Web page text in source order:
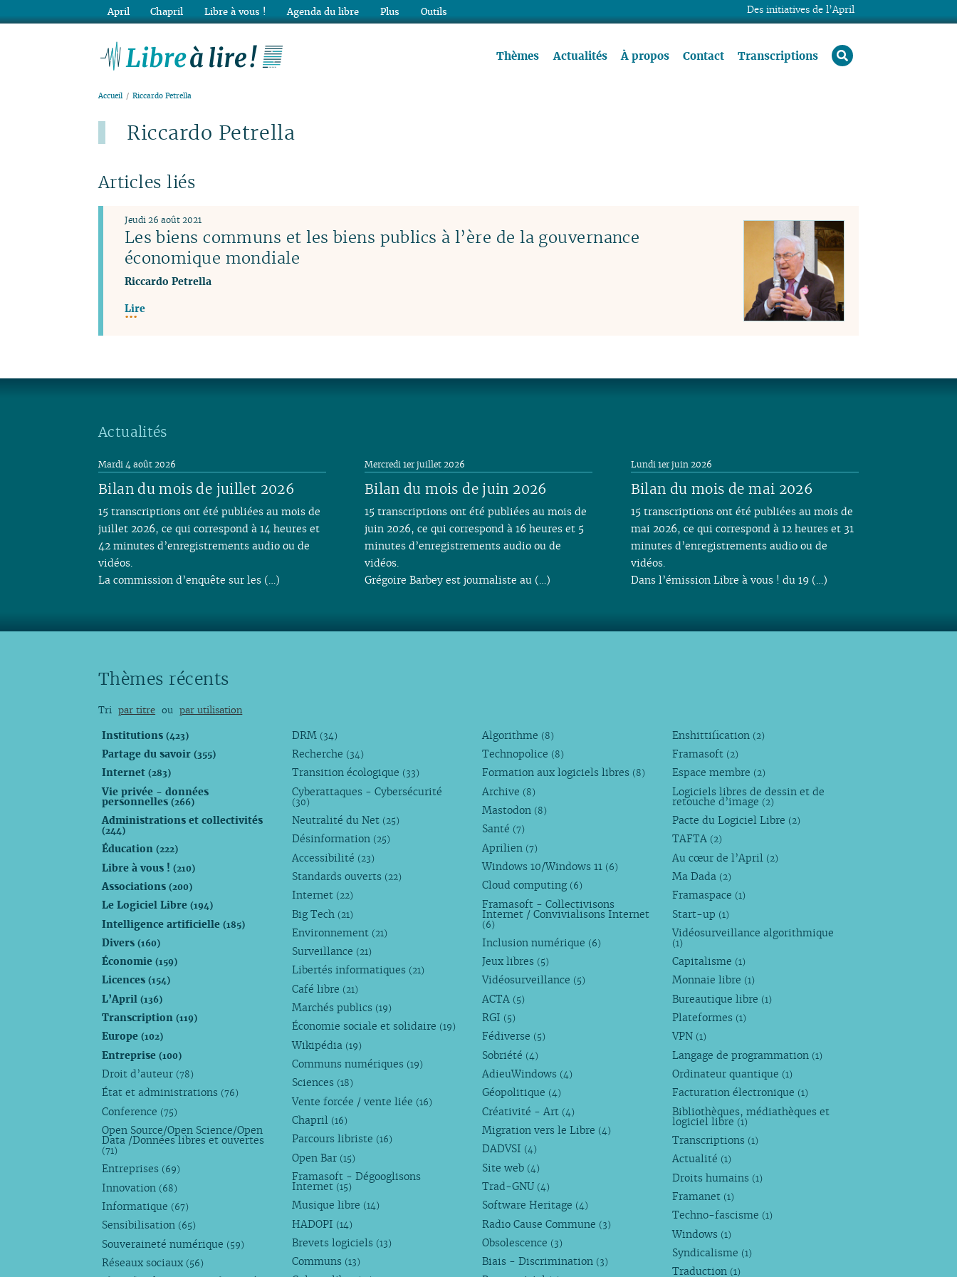
Thèmes Actualités À propos Contact Transcriptions rechercher
Accueil Riccardo Petrella
Riccardo Petrella
Articles liés
Les biens communs et les biens publics à l’ère de la gouvernance
économique mondiale
Jeudi 26 août 2021
Riccardo Petrella
Lire
Actualités
Bilan du mois de juillet 2026
Mardi 4 août 2026
15 transcriptions ont été publiées au mois de
juillet 2026, ce qui correspond à 14 heures et
42 minutes d’enregistrements audio ou de
vidéos.
La commission d’enquête sur les (…)
Bilan du mois de juin 2026
Mercredi 1er juillet 2026
15 transcriptions ont été publiées au mois de
juin 2026, ce qui correspond à 16 heures et 5
minutes d’enregistrements audio ou de
vidéos.
Grégoire Barbey est journaliste au (…)
Bilan du mois de mai 2026
Lundi 1er juin 2026
15 transcriptions ont été publiées au mois de
mai 2026, ce qui correspond à 12 heures et 31
minutes d’enregistrements audio ou de
vidéos.
Dans l’émission Libre à vous ! du 19 (…)
Thèmes récents
Tri par titre ou par utilisation
Institutions(423)
Partage du savoir(355)
Internet(283)
Vie privée - données
personnelles(266)
Administrations et collectivités
(244)
Éducation(222)
Libre à vous !(210)
Associations(200)
Le Logiciel Libre(194)
Intelligence artificielle(185)
Divers(160)
Économie(159)
Licences(154)
L’April(136)
Transcription(119)
Europe(102)
Entreprise(100)
Droit d’auteur (78)
État et administrations (76)
Conference (75)
Open Source/Open Science/Open
Data /Données libres et ouvertes
(71)
Entreprises (69)
Innovation (68)
Informatique (67)
Sensibilisation (65)
Souveraineté numérique (59)
Réseaux sociaux (56)
DRM (34)
Recherche (34)
Transition écologique (33)
Cyberattaques - Cybersécurité
(30)
Neutralité du Net (25)
Désinformation (25)
Accessibilité (23)
Standards ouverts (22)
Internet (22)
Big Tech (21)
Environnement (21)
Surveillance (21)
Libertés informatiques (21)
Café libre (21)
Marchés publics (19)
Économie sociale et solidaire (19)
Wikipédia (19)
Communs numériques (19)
Sciences (18)
Vente forcée / vente liée (16)
Chapril (16)
Parcours libriste (16)
Open Bar (15)
Framasoft - Dégooglisons
Internet (15)
Musique libre (14)
HADOPI (14)
Brevets logiciels (13)
Communs (13)
Algorithme (8)
Technopolice (8)
Formation aux logiciels libres (8)
Archive (8)
Mastodon (8)
Santé (7)
Aprilien (7)
Windows 10/Windows 11 (6)
Cloud computing (6)
Framasoft - Collectivisons
Internet / Convivialisons Internet
(6)
Inclusion numérique (6)
Jeux libres (5)
Vidéosurveillance (5)
ACTA (5)
RGI (5)
Fédiverse (5)
Sobriété (4)
AdieuWindows (4)
Géopolitique (4)
Créativité - Art (4)
Migration vers le Libre (4)
DADVSI (4)
Site web (4)
Trad-GNU (4)
Software Heritage (4)
Radio Cause Commune (3)
Obsolescence (3)
Biais - Discrimination (3)
Enshittification (2)
Framasoft (2)
Espace membre (2)
Logiciels libres de dessin et de
retouche d’image (2)
Pacte du Logiciel Libre (2)
TAFTA (2)
Au cœur de l’April (2)
Ma Dada (2)
Framaspace (1)
Start-up (1)
Vidéosurveillance algorithmique
(1)
Capitalisme (1)
Monnaie libre (1)
Bureautique libre (1)
Plateformes (1)
VPN (1)
Langage de programmation (1)
Ordinateur quantique (1)
Facturation électronique (1)
Bibliothèques, médiathèques et
logiciel libre (1)
Transcriptions (1)
Actualité (1)
Droits humains (1)
Framanet (1)
Techno-fascisme (1)
Windows (1)
Syndicalisme (1)
Traduction (1)
Des initiatives de l’April
April Chapril Libre à vous ! Agenda du libre Plus Outils